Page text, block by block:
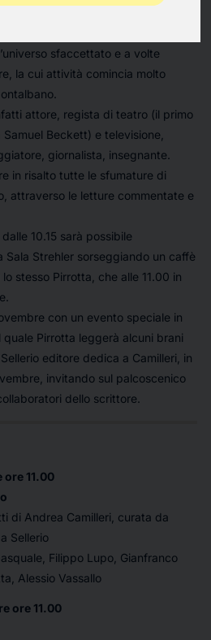
sfaccettato e a volte
la cui attività comincia molto
attore, regista di teatro (il primo
Beckett) e televisione,
giornalista, insegnante.
in risalto tutte le sfumature di
attraverso le letture commentate e
10.15 sarà possibile
Sala Strehler sorseggiando un caffè
stesso Pirrotta, che alle 11.00 in
con un evento speciale in
quale Pirrotta leggerà alcuni brani
editore dedica a Camilleri, in
invitando sul palcoscenico
dello scrittore.
ore 11.00
di Andrea Camilleri, curata da
Sellerio
Filippo Lupo, Gianfranco
Alessio Vassallo
ore 11.00